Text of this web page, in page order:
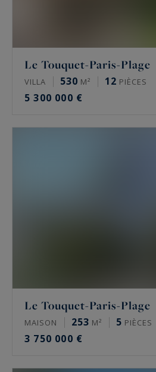
Le Touquet-Paris-Plage
VILLA 530 M² 12 PIÈCES
5 300 000 €
Le Touquet-Paris-Plage
MAISON 253 M² 5 PIÈCES
3 750 000 €